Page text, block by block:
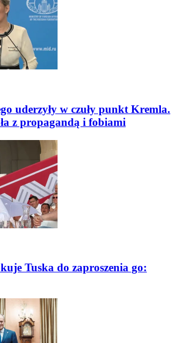
uderzyły w czuły punkt Kremla.
z propagandą i fobiami
Tuska do zaproszenia go: